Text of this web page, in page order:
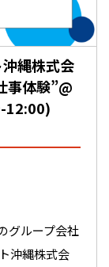
沖縄株式会
事体験”@
12:00)
グループ会社
沖縄株式会